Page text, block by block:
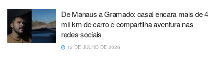
De Manaus a Gramado: casal encara mais de 4
mil km de carro e compartilha aventura nas
redes sociais
12 DE JULHO DE 2026